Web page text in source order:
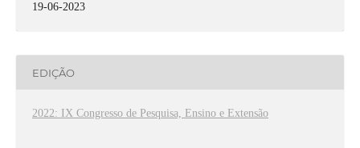
19-06-2023
EDIÇÃO
2022: IX Congresso de Pesquisa, Ensino e Extensão